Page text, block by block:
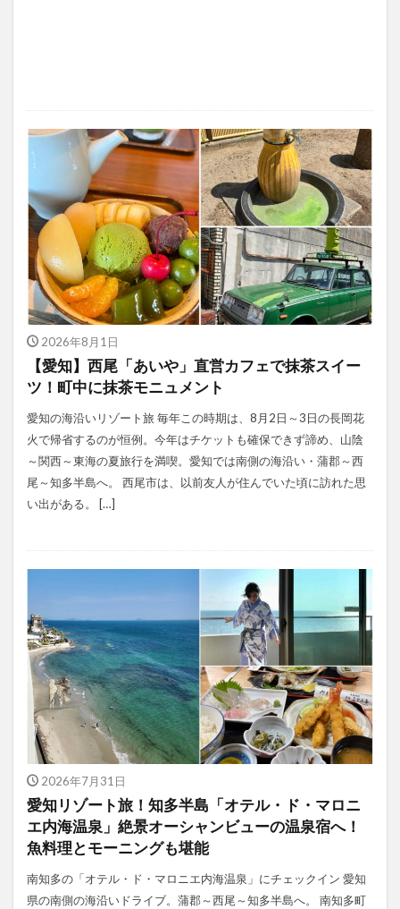
2026年8月1日
【愛知】西尾「あいや」直営カフェで抹茶スイー
ツ！町中に抹茶モニュメント
愛知の海沿いリゾート旅 毎年この時期は、8月2日～3日の長岡花
火で帰省するのが恒例。今年はチケットも確保できず諦め、山陰
～関西～東海の夏旅行を満喫。愛知では南側の海沿い・蒲郡～西
尾～知多半島へ。 西尾市は、以前友人が住んでいた頃に訪れた思
い出がある。 […]
2026年7月31日
愛知リゾート旅！知多半島「オテル・ド・マロニ
エ内海温泉」絶景オーシャンビューの温泉宿へ！
魚料理とモーニングも堪能
南知多の「オテル・ド・マロニエ内海温泉」にチェックイン 愛知
県の南側の海沿いドライブ。蒲郡～西尾～知多半島へ。 南知多町